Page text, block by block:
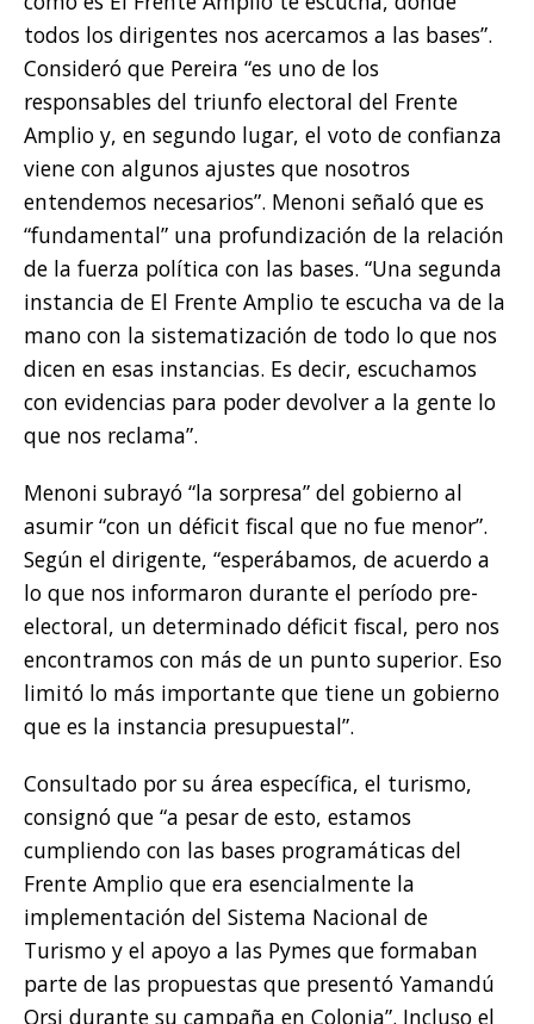
todos los dirigentes nos acercamos a las bases”.
Consideró que Pereira “es uno de los
responsables del triunfo electoral del Frente
Amplio y, en segundo lugar, el voto de confianza
viene con algunos ajustes que nosotros
entendemos necesarios”. Menoni señaló que es
“fundamental” una profundización de la relación
de la fuerza política con las bases. “Una segunda
instancia de El Frente Amplio te escucha va de la
mano con la sistematización de todo lo que nos
dicen en esas instancias. Es decir, escuchamos
con evidencias para poder devolver a la gente lo
que nos reclama”.
Menoni subrayó “la sorpresa” del gobierno al
asumir “con un déficit fiscal que no fue menor”.
Según el dirigente, “esperábamos, de acuerdo a
lo que nos informaron durante el período pre-
electoral, un determinado déficit fiscal, pero nos
encontramos con más de un punto superior. Eso
limitó lo más importante que tiene un gobierno
que es la instancia presupuestal”.
Consultado por su área específica, el turismo,
consignó que “a pesar de esto, estamos
cumpliendo con las bases programáticas del
Frente Amplio que era esencialmente la
implementación del Sistema Nacional de
Turismo y el apoyo a las Pymes que formaban
parte de las propuestas que presentó Yamandú
Orsi durante su campaña en Colonia”. Incluso el